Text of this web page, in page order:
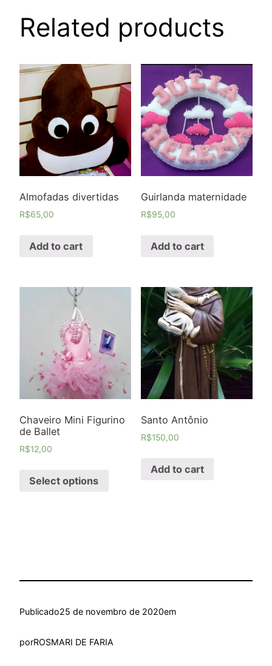
Related products
Almofadas divertidas
R$65,00
Add to cart
Guirlanda maternidade
R$95,00
Add to cart
Chaveiro Mini Figurino
de Ballet
R$12,00
Select options
Santo Antônio
R$150,00
Add to cart
Publicado25 de novembro de 2020em
porROSMARI DE FARIA